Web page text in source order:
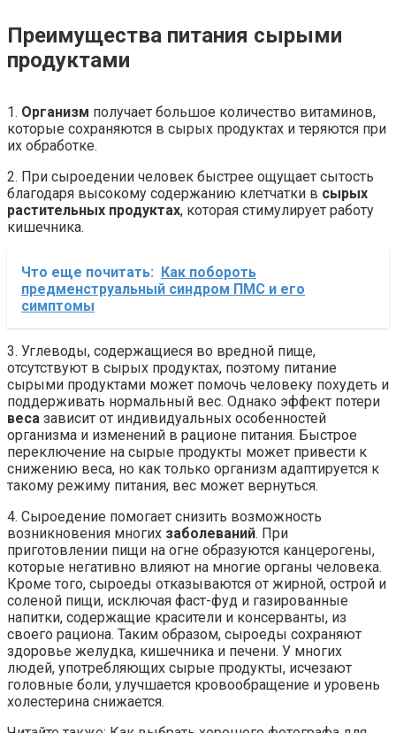
Преимущества питания сырыми
продуктами
1. Организм получает большое количество витаминов,
которые сохраняются в сырых продуктах и теряются при
их обработке.
2. При сыроедении человек быстрее ощущает сытость
благодаря высокому содержанию клетчатки в сырых
растительных продуктах, которая стимулирует работу
кишечника.
Что еще почитать:
Как побороть
предменструальный синдром ПМС и его
симптомы
3. Углеводы, содержащиеся во вредной пище,
отсутствуют в сырых продуктах, поэтому питание
сырыми продуктами может помочь человеку похудеть и
поддерживать нормальный вес. Однако эффект потери
веса зависит от индивидуальных особенностей
организма и изменений в рационе питания. Быстрое
переключение на сырые продукты может привести к
снижению веса, но как только организм адаптируется к
такому режиму питания, вес может вернуться.
4. Сыроедение помогает снизить возможность
возникновения многих заболеваний. При
приготовлении пищи на огне образуются канцерогены,
которые негативно влияют на многие органы человека.
Кроме того, сыроеды отказываются от жирной, острой и
соленой пищи, исключая фаст-фуд и газированные
напитки, содержащие красители и консерванты, из
своего рациона. Таким образом, сыроеды сохраняют
здоровье желудка, кишечника и печени. У многих
людей, употребляющих сырые продукты, исчезают
головные боли, улучшается кровообращение и уровень
холестерина снижается.